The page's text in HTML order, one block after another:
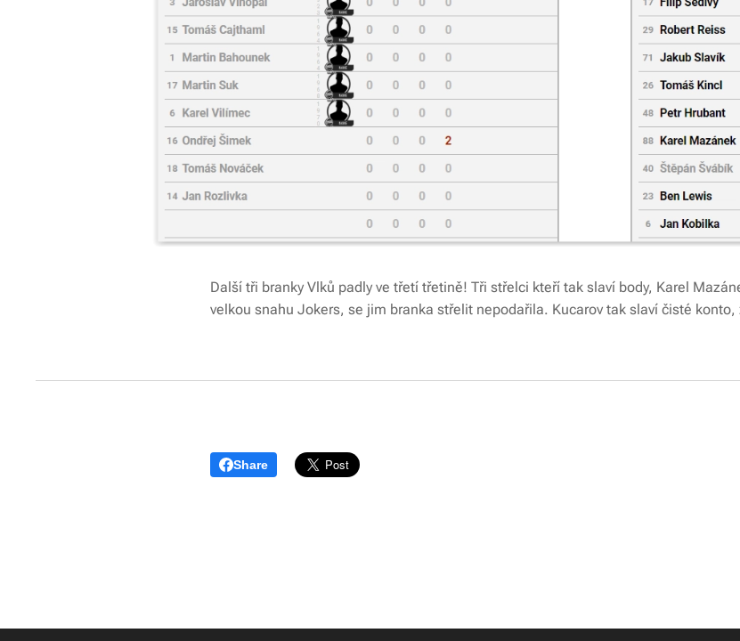
Další tři branky Vlků padly ve třetí třetině! Tři střelci kteří tak slaví body, Karel
velkou snahu Jokers, se jim branka střelit nepodařila. Kucarov tak slaví čisté
Share